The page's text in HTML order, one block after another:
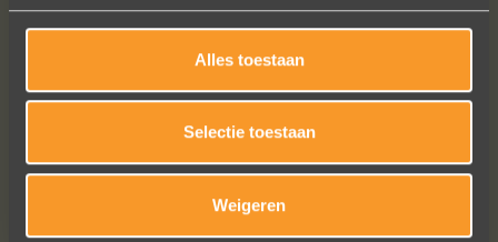
Alles toestaan
Selectie toestaan
Weigeren